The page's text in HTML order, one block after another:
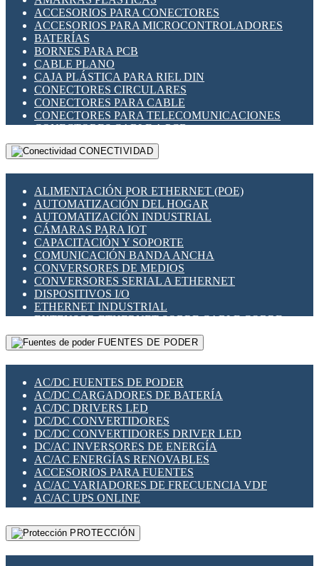
INDICADORES PARA PANEL
INTERFACES DE RELÉ
INTERRUPTORES FIN DE CARRERA
LLAVES CONMUTADORAS
MEDIDORES DE ENERGÍA Y TC'S DE CORRIENTE
MOTORES PASO A PASO
PANTALLAS HMI
PLC -CONTROLADORES LÓGICO PROGRAMABLES
PROGRAMADORES DE HORARIO
RELÉS DE PROTECCIÓN
SENSORES CAPACITIVOS
SENSORES INDUCTIVOS
TEMPORIZADORES
VARIACS
VARIADORES DE FRECUENCIA [VDF]
SECCIONADORES - INTERRUPTORES
MAQUINARIA
ACCESORIOS PARA CONECTORES
ACCESORIOS PARA MICROCONTROLADORES
BATERÍAS
BORNES PARA PCB
CABLE PLANO
CAJA PLÁSTICA PARA RIEL DIN
CONECTORES CIRCULARES
CONECTORES PARA CABLE
CONECTORES PARA TELECOMUNICACIONES
CONECTORES CABLE A PCB
CONECTORES PCB A CABLE
DIP SWITCHES
HERRAMIENTAS VARIAS
ILUMINACIÓN LED
INTERRUPTORES REED
INTERFACES DE RELÉ
OTROS RELÉS
PROTECCIÓN TÉRMICA
RELÉS AUTOMOTRICES
RELÉS DE SEÑAL
RELÉS DE ESTADO SÓLIDO SSR
RELÉS INDUSTRIALES
RELÉS MINIATURA DE POTENCIA
SENSORES MAGNÉTICOS
SWITCH Y MICROSWITCH
TARJETAS PI
UNIÓN Y DERIVACIÓN DE CABLE
CONECTIVIDAD
ALIMENTACIÓN POR ETHERNET (POE)
AUTOMATIZACIÓN DEL HOGAR
AUTOMATIZACIÓN INDUSTRIAL
CÁMARAS PARA IOT
CAPACITACIÓN Y SOPORTE
COMUNICACIÓN BANDA ANCHA
CONVERSORES DE MEDIOS
CONVERSORES SERIAL A ETHERNET
DISPOSITIVOS I/O
ETHERNET INDUSTRIAL
EXTENSOR ETHERNET SOBRE CABLE COBRE
GATEWAY LORAWAN
GESTIÓN DE REDES
PLACAS MODULARES IOT
SWITCHES Y REDES WIFI
SOLUCIONES IOT
SOLUCIONES LORAWAN
SOLUCIONES RED CELULAR
SEGURIDAD PARA REDES
SWITCHES LAN
TELEFONÍA IP (VOIP)
VIGILANCIA IP (CCTV)
MESHTASTIC
FUENTES DE PODER
AC/DC FUENTES DE PODER
AC/DC CARGADORES DE BATERÍA
AC/DC DRIVERS LED
DC/DC CONVERTIDORES
DC/DC CONVERTIDORES DRIVER LED
DC/AC INVERSORES DE ENERGÍA
AC/AC ENERGÍAS RENOVABLES
ACCESORIOS PARA FUENTES
AC/AC VARIADORES DE FRECUENCIA VDF
AC/AC UPS ONLINE
PROTECCIÓN